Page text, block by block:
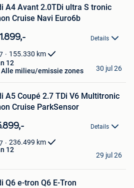
A4 Avant 2.0TDi ultra S tronic
Cruise Navi Euro6b
Details
155.330 km
Alle milieu/emissie zones
12
30 jul 26
A5 Coupé 2.7 TDi V6 Multitronic
Cruise ParkSensor
Details
236.499 km
12
29 jul 26
Q6 e-tron Q6 E-Tron